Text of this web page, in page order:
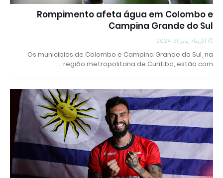
Rompimento afeta água em Colombo e
Campina Grande do Sul
الأربعاء, يناير 31, 2024
Os municípios de Colombo e Campina Grande do Sul, na
região metropolitana de Curitiba, estão com …